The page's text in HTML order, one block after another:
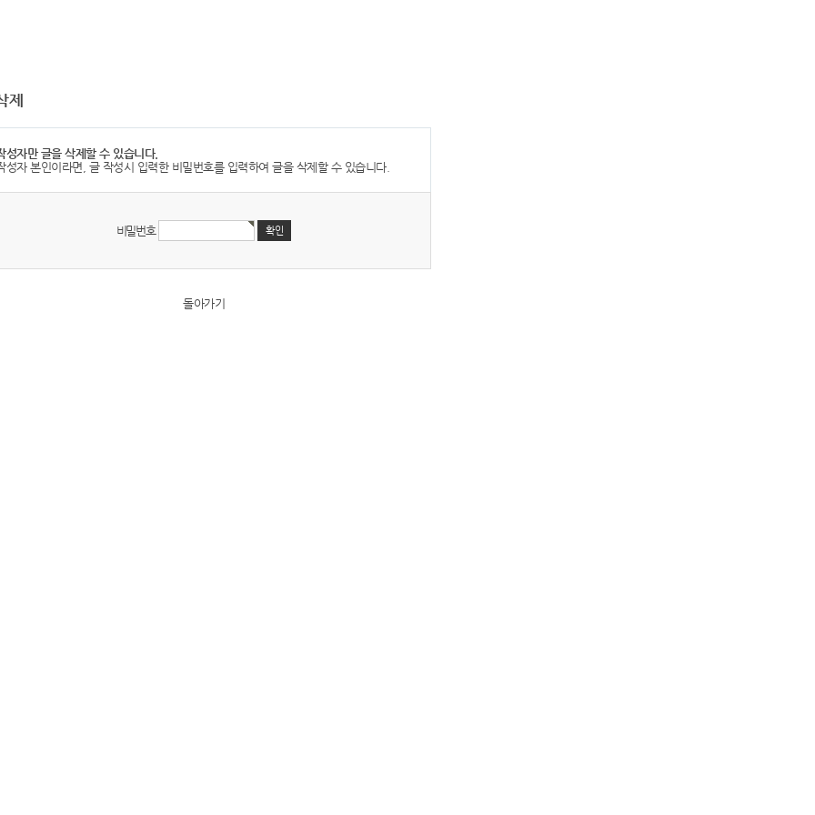
제
성자만 글을 삭제할 수 있습니다.
성자 본인이라면, 글 작성시 입력한 비밀번호를 입력하여 글을 삭제할 수 있습니다.
비밀번호
돌아가기